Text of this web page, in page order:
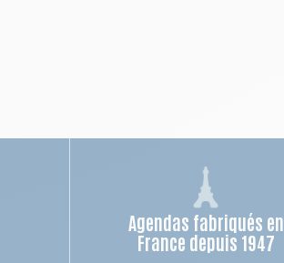
Agendas fabriqués en
France depuis 1947